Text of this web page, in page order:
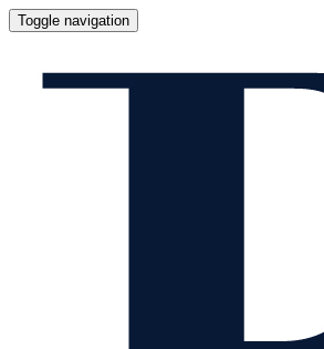
Toggle navigation